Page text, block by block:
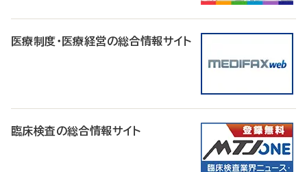
医療制度・医療経営の総合情報サイト
臨床検査の総合情報サイト